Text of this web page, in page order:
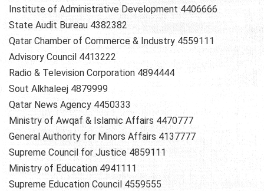
Institute of Administrative Development 4406666
State Audit Bureau 4382382
Qatar Chamber of Commerce & Industry 4559111
Advisory Council 4413222
Radio & Television Corporation 4894444
Sout Alkhaleej 4879999
Qatar News Agency 4450333
Ministry of Awqaf & Islamic Affairs 4470777
General Authority for Minors Affairs 4137777
Supreme Council for Justice 4859111
Ministry of Education 4941111
Supreme Education Council 4559555